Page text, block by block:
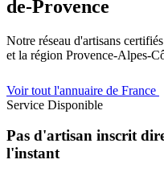
de-Provence
Notre réseau d'artisans
et la région Provence-Alpes-
Voir tout l'annuaire de France
Service Disponible
Pas d'artisan inscrit
l'instant